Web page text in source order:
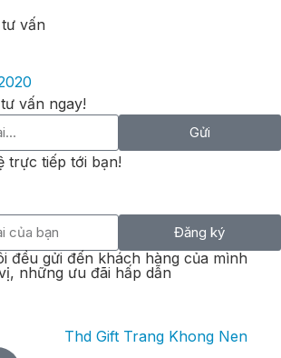
vấn
vấn ngay!
Gửi
trực tiếp tới bạn!
Đăng ký
đều gửi đến khách hàng của mình
những ưu đãi hấp dẫn